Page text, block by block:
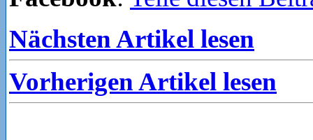
Nächsten Artikel lesen
Vorherigen Artikel lesen